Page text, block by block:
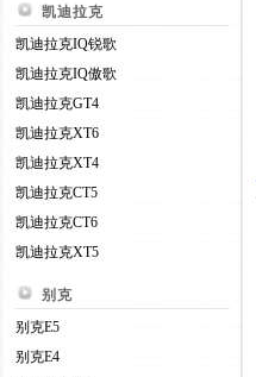
凯迪拉克
凯迪拉克IQ锐歌
凯迪拉克IQ傲歌
凯迪拉克GT4
凯迪拉克XT6
凯迪拉克XT4
凯迪拉克CT5
凯迪拉克CT6
凯迪拉克XT5
别克
别克E5
别克E4